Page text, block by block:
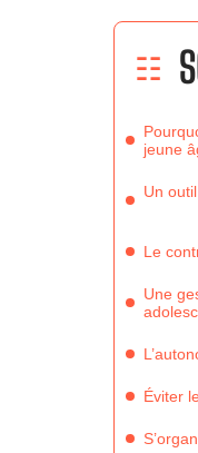
jeune
Un
Le
Une
Éviter